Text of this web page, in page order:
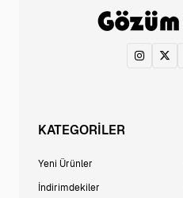
KATEGORİLER
Yeni Ürünler
İndirimdekiler